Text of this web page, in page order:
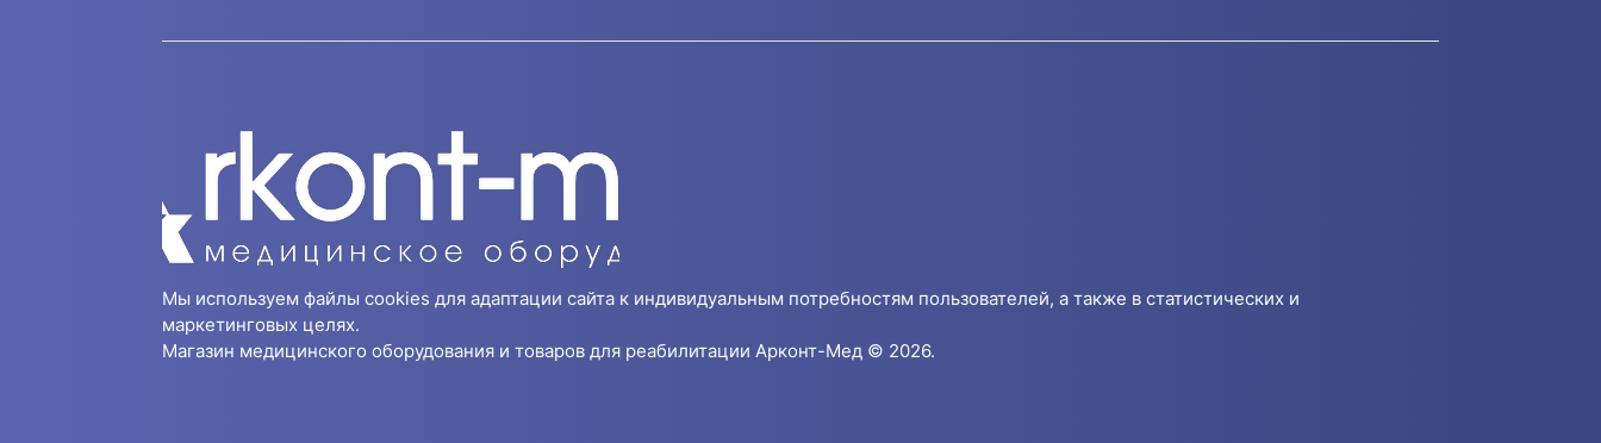
Мы используем файлы cookies для адаптации сайта к индивидуальным потребностям пользователей, а также в статистических и
маркетинговых целях.
Магазин медицинского оборудования и товаров для реабилитации Арконт-Мед © 2026.